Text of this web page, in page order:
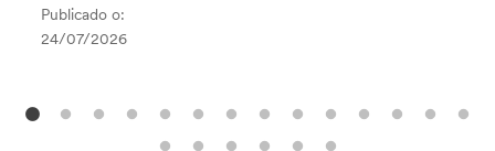
Publicado o:
24/07/2026